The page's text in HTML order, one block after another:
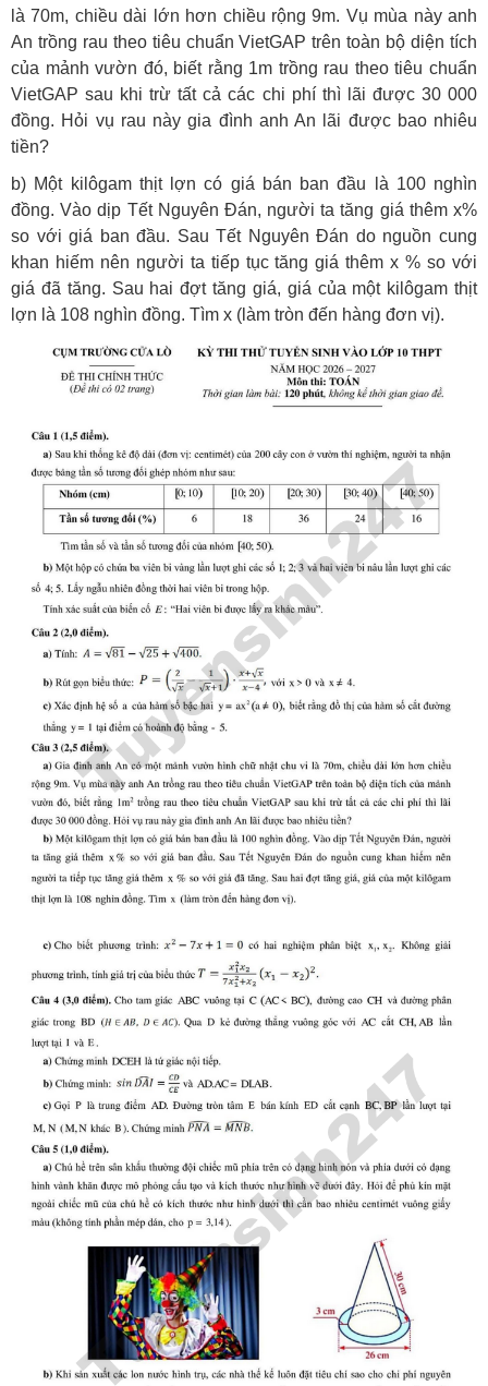
là 70m, chiều dài lớn hơn chiều rộng 9m. Vụ mùa này anh
An trồng rau theo tiêu chuẩn VietGAP trên toàn bộ diện tích
của mảnh vườn đó, biết rằng 1m trồng rau theo tiêu chuẩn
VietGAP sau khi trừ tất cả các chi phí thì lãi được 30 000
đồng. Hỏi vụ rau này gia đình anh An lãi được bao nhiêu
tiền?
b) Một kilôgam thịt lợn có giá bán ban đầu là 100 nghìn
đồng. Vào dịp Tết Nguyên Đán, người ta tăng giá thêm x%
so với giá ban đầu. Sau Tết Nguyên Đán do nguồn cung
khan hiếm nên người ta tiếp tục tăng giá thêm x % so với
giá đã tăng. Sau hai đợt tăng giá, giá của một kilôgam thịt
lợn là 108 nghìn đồng. Tìm x (làm tròn đến hàng đơn vị).